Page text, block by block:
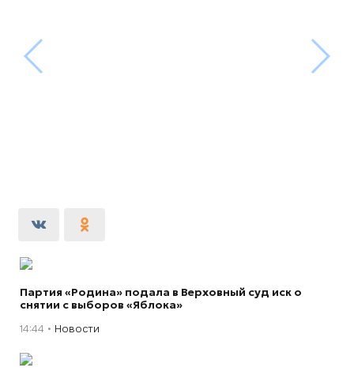
Партия «Родина» подала в Верховный суд иск о
снятии с выборов «Яблока»
14:44 Новости